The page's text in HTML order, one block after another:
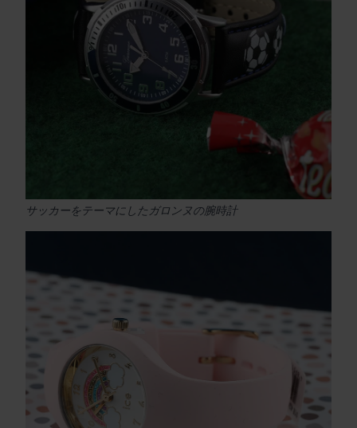
サッカーをテーマにしたガロンヌの腕時計